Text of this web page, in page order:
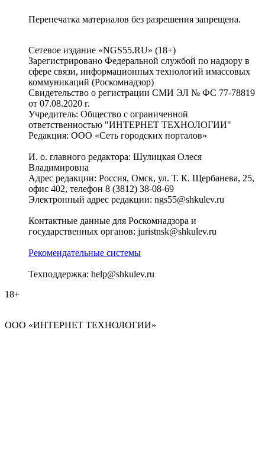
Перепечатка материалов без разрешения запрещена.
Сетевое издание «NGS55.RU» (18+)
Зарегистрировано Федеральной службой по надзору в
сфере связи, информационных технологий имассовых
коммуникаций (Роскомнадзор)
Свидетельство о регистрации СМИ ЭЛ № ФС 77-78819
от 07.08.2020 г.
Учредитель: Общество с ограниченной
ответственностью "ИНТЕРНЕТ ТЕХНОЛОГИИ"
Редакция: ООО «Сеть городских порталов»
И. о. главного редактора: Шулицкая Олеся
Владимировна
Адрес редакции: Россия, Омск, ул. Т. К. Щербанева, 25,
офис 402, телефон 8 (3812) 38-08-69
Электронный адрес редакции: ngs55@shkulev.ru
Контактные данные для Роскомнадзора и
государственных органов: juristnsk@shkulev.ru
Рекомендательные системы
Техподдержка: help@shkulev.ru
18+
ООО «ИНТЕРНЕТ ТЕХНОЛОГИИ»